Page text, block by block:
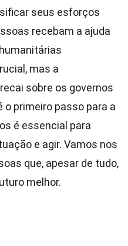
seus esforços
recebam a ajuda
mas a
sobre os governos
o primeiro passo para a
é essencial para
e agir. Vamos nos
que, apesar de tudo,
melhor.